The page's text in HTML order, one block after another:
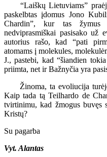
“Laiškų Lietuviams”
paskelbtas įdomus Jono
Chardin”, kur tas žymus
nedviprasmiškai pasisako už
autorius rašo, kad “pati
atomams į molekules,
J., pastebi, kad “šiandien
priimta, net ir Bažnyčia yra
Žinoma, ta evoliucija
Kaip tada tą Teilhardo de
tvirtinimu, kad žmogus
Kristų?
Su pagarba
Vyt. Alantas